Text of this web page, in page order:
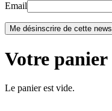
Email
Votre panier
Le panier est vide.